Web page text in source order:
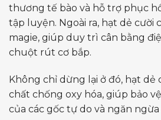
thương tế bào và hỗ trợ phục
tập luyện. Ngoài ra, hạt dẻ cười
magie, giúp duy trì cân bằng
chuột rút cơ bắp.
Không chỉ dừng lại ở đó, hạt dẻ
chất chống oxy hóa, giúp bảo
của các gốc tự do và ngăn ngừa